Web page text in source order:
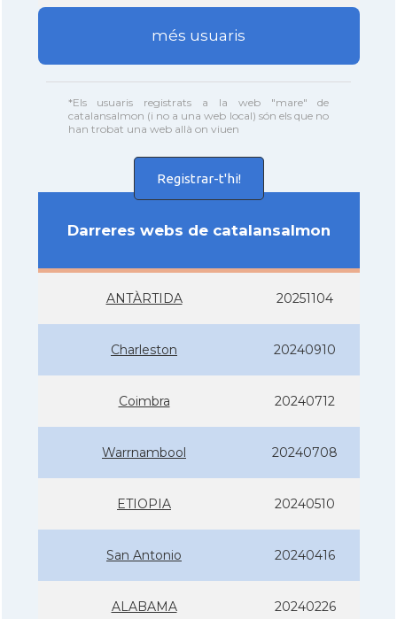
més usuaris
*Els usuaris registrats a la web "mare" de
catalansalmon (i no a una web local) són els que no
han trobat una web allà on viuen
Registrar-t'hi!
Darreres webs de catalansalmon
ANTÀRTIDA 20251104
Charleston 20240910
Coimbra 20240712
Warrnambool 20240708
ETIOPIA 20240510
San Antonio 20240416
ALABAMA 20240226